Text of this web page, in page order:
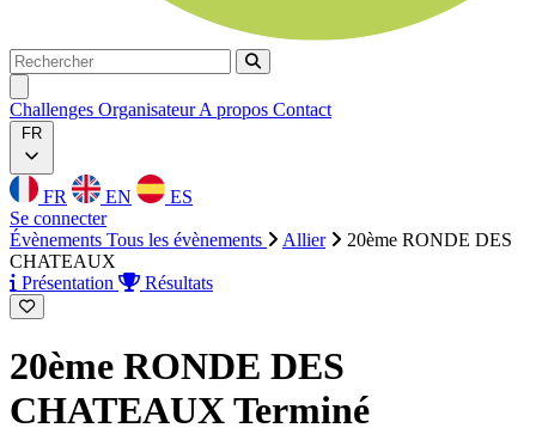
Rechercher
Rechercher
Challenges OrganisateurA propos Contact
FR
FR EN
ES
Se connecter
Évènements Tous les évènements Allier
20ème RONDE DES
CHATEAUX
Présentation
Résultats
20ème RONDE DES
CHATEAUXTerminé